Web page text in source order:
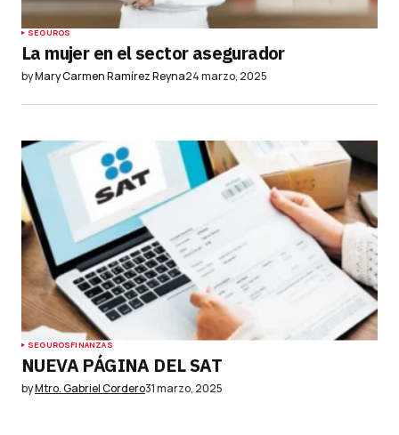
SEGUROS
La mujer en el sector asegurador
byMary Carmen Ramírez Reyna24 marzo, 2025
SEGUROSFINANZAS
NUEVA PÁGINA DEL SAT
byMtro. Gabriel Cordero31 marzo, 2025